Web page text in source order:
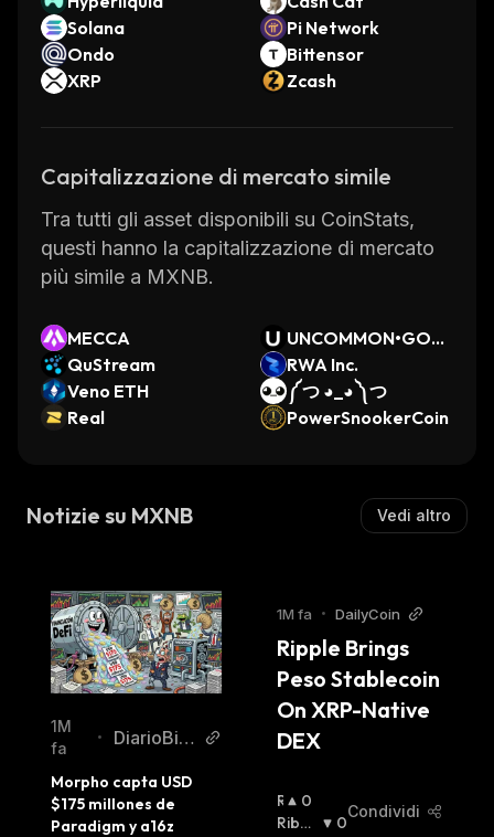
Solana
Pi Network
Ondo
Bittensor
XRP
Zcash
Capitalizzazione di mercato simile
Tra tutti gli asset disponibili su CoinStats,
questi hanno la capitalizzazione di mercato
più simile a MXNB.
MECCA
UNCOMMON•GOO
DS
QuStream
RWA Inc.
Veno ETH
༼ つ ◕_◕ ༽つ
Real
PowerSnookerCoin
Notizie su MXNB Vedi altro
1M
fa
•
DiarioBitc
Morpho capta USD
$175 millones de
Paradigm y a16z
1M fa • DailyCoin
Ripple Brings
Peso Stablecoin
On XRP-Native
DEX
R
I
0
Ribas
0
Condividi